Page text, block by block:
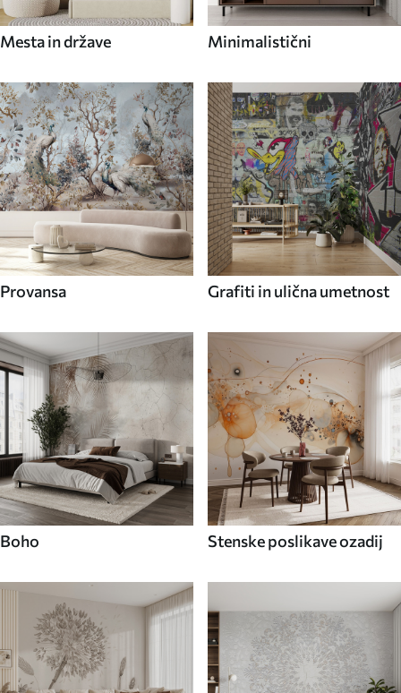
Mesta in države Minimalistični
Provansa Grafiti in ulična umetnost
Boho Stenske poslikave ozadij